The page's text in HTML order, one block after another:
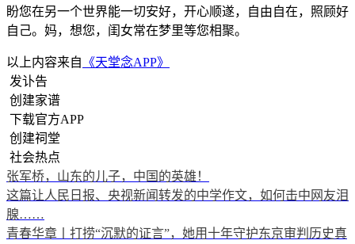
盼您在另一个世界能一切安好，开心顺遂，自由自在，照顾好
自己。妈，想您，闺女常在梦里等您相聚。
以上内容来自 《天堂念APP》
发讣告
创建家谱
下载官方APP
创建祠堂
社会热点
张军桥，山东的儿子，中国的英雄！
这篇让人民日报、央视新闻转发的中学作文，如何击中网友泪
腺……
青春华章丨打捞“沉默的证言”，她用十年守护东京审判历史真